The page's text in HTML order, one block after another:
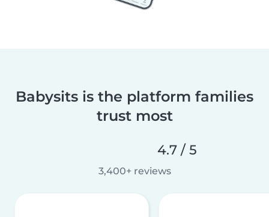
Babysits is the platform families
trust most
4.7 / 5
3,400+ reviews